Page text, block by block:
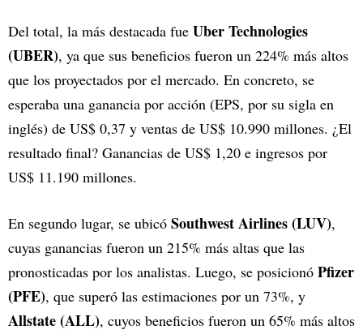
Del total, la más destacada fue Uber Technologies
(UBER), ya que sus beneficios fueron un 224% más altos
que los proyectados por el mercado. En concreto, se
esperaba una ganancia por acción (EPS, por su sigla en
inglés) de US$ 0,37 y ventas de US$ 10.990 millones. ¿El
resultado final? Ganancias de US$ 1,20 e ingresos por
US$ 11.190 millones.
En segundo lugar, se ubicó Southwest Airlines (LUV),
cuyas ganancias fueron un 215% más altas que las
pronosticadas por los analistas. Luego, se posicionó Pfizer
(PFE), que superó las estimaciones por un 73%, y
Allstate (ALL), cuyos beneficios fueron un 65% más altos